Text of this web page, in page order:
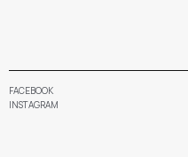
FACEBOOK
INSTAGRAM